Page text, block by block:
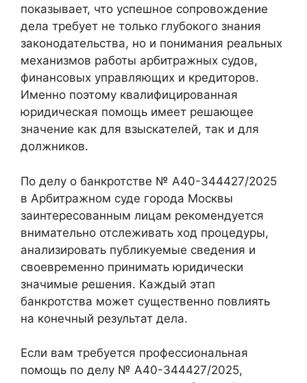
показывает, что успешное сопровождение
дела требует не только глубокого знания
законодательства, но и понимания реальных
механизмов работы арбитражных судов,
финансовых управляющих и кредиторов.
Именно поэтому квалифицированная
юридическая помощь имеет решающее
значение как для взыскателей, так и для
должников.
По делу о банкротстве № А40-344427/2025
в Арбитражном суде города Москвы
заинтересованным лицам рекомендуется
внимательно отслеживать ход процедуры,
анализировать публикуемые сведения и
своевременно принимать юридически
значимые решения. Каждый этап
банкротства может существенно повлиять
на конечный результат дела.
Если вам требуется профессиональная
помощь по делу № А40-344427/2025,